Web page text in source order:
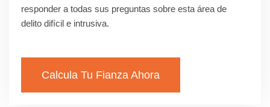
responder a todas sus preguntas sobre esta área de
delito difícil e intrusiva.
Calcula Tu Fianza Ahora